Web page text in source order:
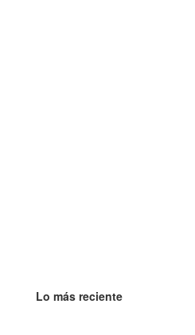
Lo más reciente